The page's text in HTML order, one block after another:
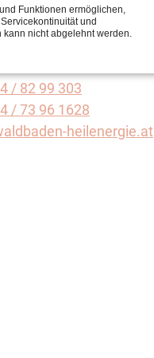
22
/ 82 99 303
/ 73 96 1628
heilenergie.at
Funktionen ermöglichen,
und
kann nicht abgelehnt werden.